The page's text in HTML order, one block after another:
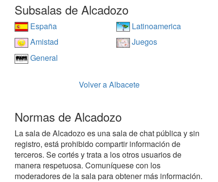
Subsalas de Alcadozo
España
Latinoamerica
Amistad
Juegos
General
Volver a Albacete
Normas de Alcadozo
La sala de Alcadozo es una sala de chat pública y sin
registro, está prohibido compartir información de
terceros. Se cortés y trata a los otros usuarios de
manera respetuosa. Comuníquese con los
moderadores de la sala para obtener más información.